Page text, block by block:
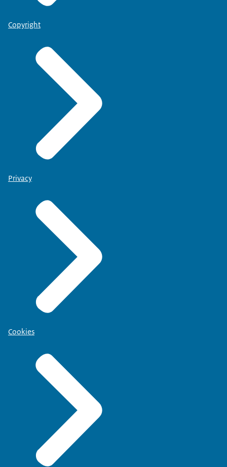
Copyright
Privacy
Cookies